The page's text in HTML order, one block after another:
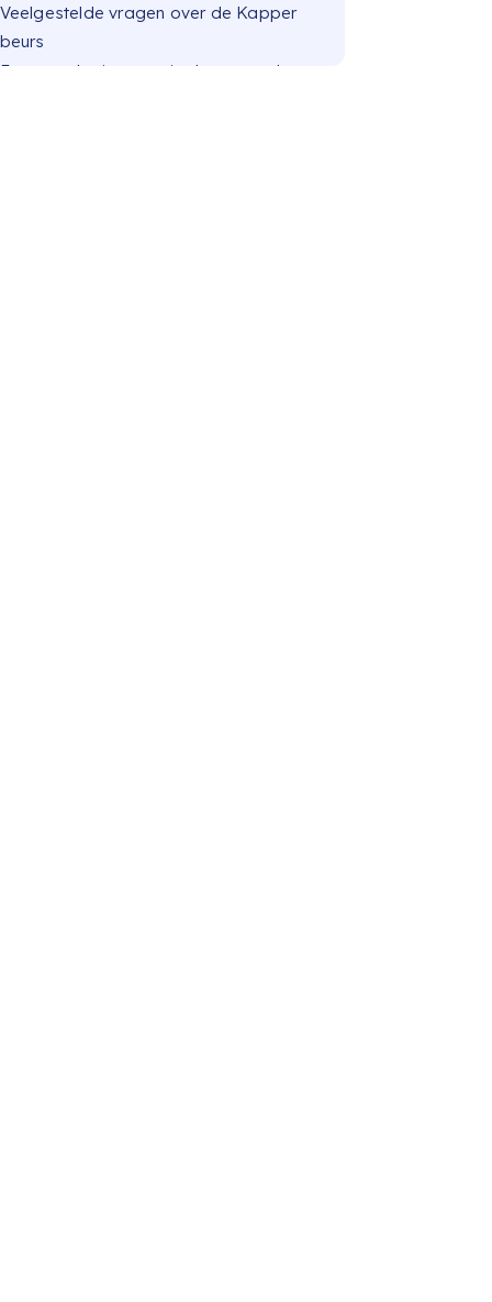
Veelgestelde vragen over de Kapper
beurs
Een verzekering speciaal voor en door